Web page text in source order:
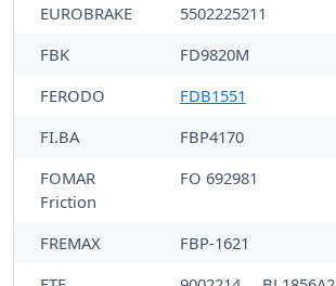
EUROBRAKE
5502225211
FBK
FD9820M
FERODO
FDB1551
FI.BA
FBP4170
FOMAR
Friction
FO 692981
FREMAX
FBP-1621